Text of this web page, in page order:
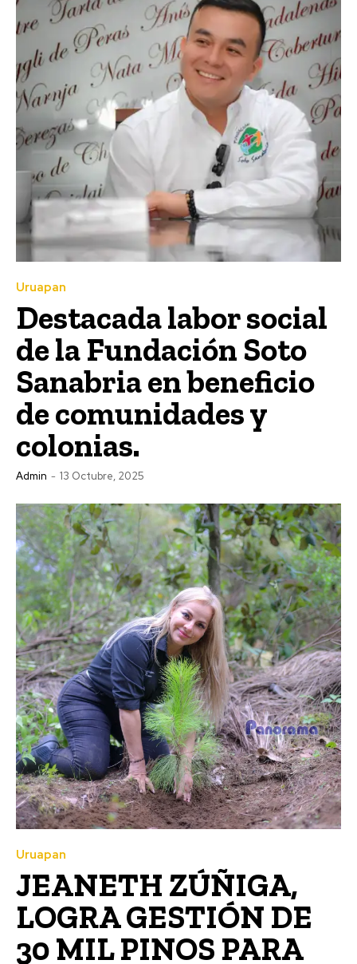
Uruapan
Destacada labor social
de la Fundación Soto
Sanabria en beneficio
de comunidades y
colonias.
Admin - 13 Octubre, 2025
Uruapan
JEANETH ZÚÑIGA,
LOGRA GESTIÓN DE
30 MIL PINOS PARA